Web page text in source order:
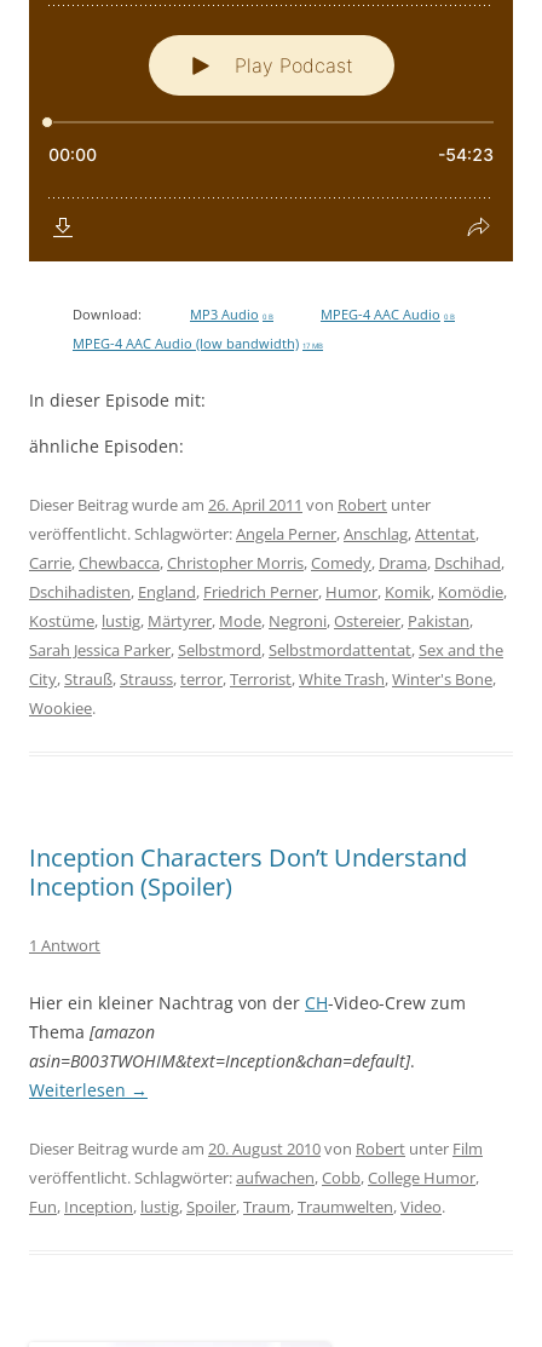
Download: MP3 Audio 0 B MPEG-4 AAC Audio 0 B
MPEG-4 AAC Audio (low bandwidth) 17 MB
In dieser Episode mit:
ähnliche Episoden:
Dieser Beitrag wurde am 26. April 2011 von Robert unter
veröffentlicht. Schlagwörter:Angela Perner,Anschlag,Attentat,
Carrie,Chewbacca,Christopher Morris,Comedy, Drama, Dschihad,
Dschihadisten, England, Friedrich Perner, Humor, Komik, Komödie,
Kostüme, lustig, Märtyrer, Mode, Negroni,Ostereier, Pakistan,
Sarah Jessica Parker,Selbstmord,Selbstmordattentat,Sex and the
City,Strauß,Strauss,terror,Terrorist,White Trash,Winter's Bone,
Wookiee.
Inception Characters Don’t Understand
Inception (Spoiler)
1 Antwort
Hier ein kleiner Nachtrag von der CH-Video-Crew zum
Thema [amazon
asin=B003TWOHIM&text=Inception&chan=default].
Weiterlesen →
Dieser Beitrag wurde am 20. August 2010von Robert unter Film
veröffentlicht. Schlagwörter:aufwachen,Cobb,College Humor,
Fun, Inception, lustig,Spoiler,Traum,Traumwelten,Video.